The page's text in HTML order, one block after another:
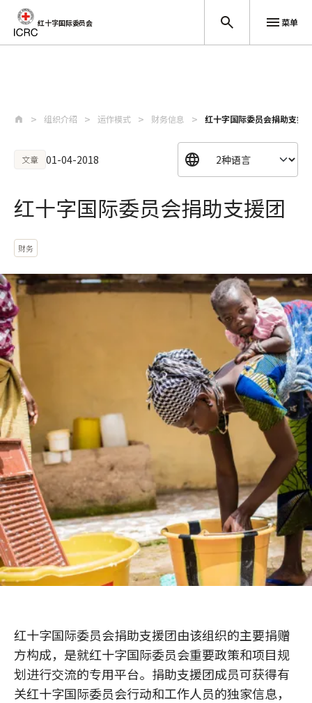
红十字国际委员会 菜单
组织介绍 运作模式 财务信息 红十字国际委员会捐助支援
文章 01-04-2018
红十字国际委员会捐助支援团
财务
红十字国际委员会捐助支援团由该组织的主要捐赠
方构成，是就红十字国际委员会重要政策和项目规
划进行交流的专用平台。捐助支援团成员可获得有
关红十字国际委员会行动和工作人员的独家信息，